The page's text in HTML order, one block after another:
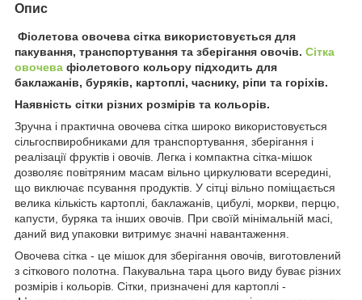
Опис
Фіолетова овочева сітка використовується для
пакування, транспортування та зберігання овочів. Сітка
овочева фіолетового кольору підходить для
баклажанів, буряків, картоплі, часнику, ріпи та горіхів.
Наявність сітки різних розмірів та кольорів.
Зручна і практична овочева сітка широко використовується
сільгоспвиробниками для транспортування, зберігання і
реалізації фруктів і овочів. Легка і компактна сітка-мішок
дозволяє повітряним масам вільно циркулювати всередині,
що виключає псування продуктів. У сітці вільно поміщається
велика кількість картоплі, баклажанів, цибулі, моркви, перцю,
капусти, буряка та інших овочів. При своїй мінімальній масі,
даний вид упаковки витримує значні навантаження.
Овочева сітка - це мішок для зберігання овочів, виготовлений
з сіткового полотна. Пакувальна тара цього виду буває різних
розмірів і кольорів. Сітки, призначені для картоплі -